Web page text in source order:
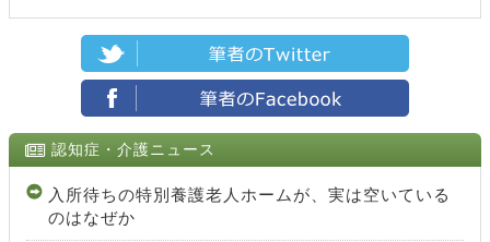
認知症・介護ニュース
入所待ちの特別養護老人ホームが、実は空いている
のはなぜか